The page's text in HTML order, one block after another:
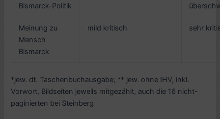
Bismarck-Politik
Meinung zu
Mensch
Bismarck
mild kritisch sehr
*jew. dt. Taschenbuchausgabe; ** jew. ohne IHV, inkl.
Vorwort, Bildseiten jeweils mitgezählt, auch die 16 nicht-
paginierten bei Steinberg